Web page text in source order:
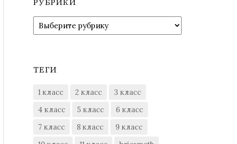
РУБРИКИ
Рубрики
ТЕГИ
1 класс 2 класс
3 класс
4 класс
5 класс
6 класс
7 класс
8 класс
9 класс